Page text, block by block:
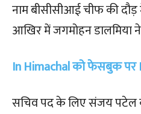
नाम बीसीसीआई चीफ की
आखिर में जगमोहन डालमिया ने
In Himachal को फेसबुक पर
सचिव पद के लिए संजय पटेल